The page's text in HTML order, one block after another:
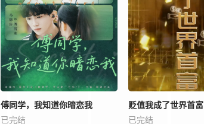
傅同学，我知道你暗恋我
已完结
贬值我成了世界首富
已完结